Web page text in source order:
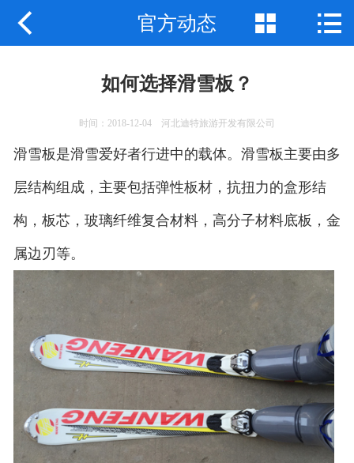
网站首页
应用案例
联系我们
 官方动态  
如何选择滑雪板？
时间：2018-12-04 河北迪特旅游开发有限公司
滑雪板是滑雪爱好者行进中的载体。滑雪板主要由多
层结构组成，主要包括弹性板材，抗扭力的盒形结
构，板芯，玻璃纤维复合材料，高分子材料底板，金
属边刃等。